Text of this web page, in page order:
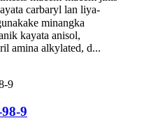
carbaryl lan liya-
minangka
kayata anisol,
amina alkylated, d...
9